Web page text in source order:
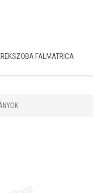
FALMATRICA